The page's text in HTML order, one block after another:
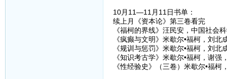
10月11—11月11日书单：
续上月《资本论》第三卷看完
《福柯的界线》汪民安，中国社会
《疯癫与文明》米歇尔•福柯，刘
《规训与惩罚》米歇尔•福柯，刘
《知识考古学》米歇尔•福柯，谢强
《性经验史》（三卷）米歇尔•福